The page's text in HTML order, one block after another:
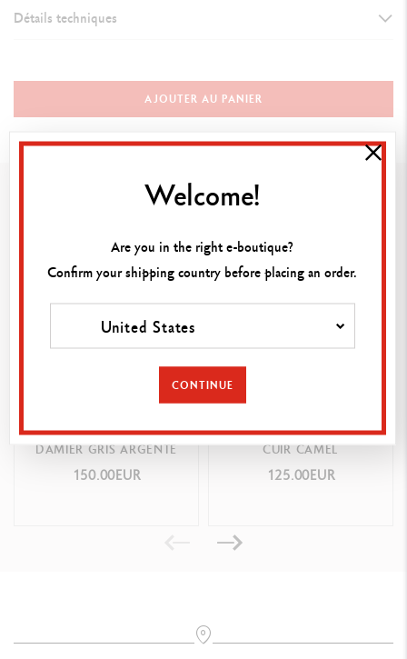
Détails techniques
Etui pour 2 stylos LEMAN BLEU NUIT
Matériaux cuir de veau
Réf. 6202.449
AJOUTER AU PANIER
Vous pourriez aimer
PORTE-MINE ECRIDOR™
DAMIER GRIS ARGENTÉ
150.00EUR
ETUI POUR 2 STYLOS
CUIR CAMEL
125.00EUR
Welcome!
Are you in the right e-boutique?
Confirm your shipping country before placing an order.
United States
CONTINUE